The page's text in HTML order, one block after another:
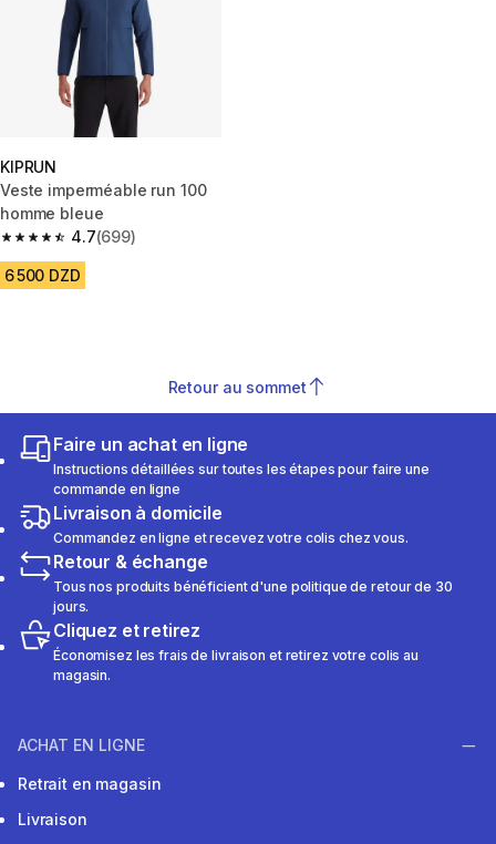
KIPRUN
Veste imperméable run 100
homme bleue
4.7
4.7 out of 5 stars from 699 reviews
(699)
6 500 DZD
Retour au sommet
Faire un achat en ligne
Instructions détaillées sur toutes les étapes pour faire une
commande en ligne
Livraison à domicile
Commandez en ligne et recevez votre colis chez vous.
Retour & échange
Tous nos produits bénéficient d'une politique de retour de 30
jours.
Cliquez et retirez
Économisez les frais de livraison et retirez votre colis au
magasin.
ACHAT EN LIGNE
Retrait en magasin
Livraison